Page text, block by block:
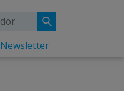
Newsletter